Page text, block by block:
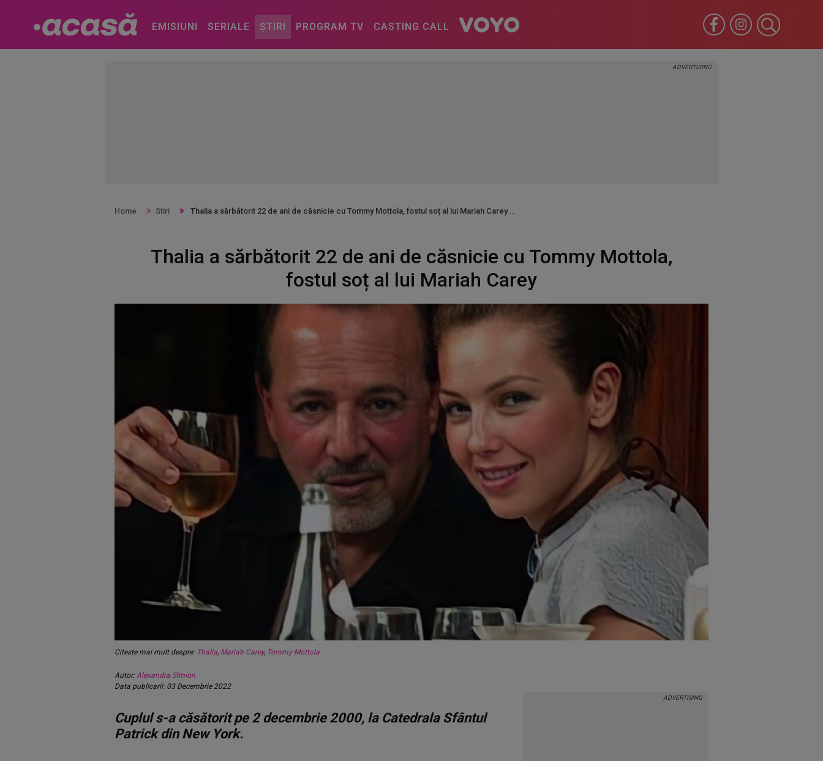
EMISIUNI SERIALE ȘTIRI PROGRAM TV CASTING CALL
Home Stiri Thalia a sărbătorit 22 de ani de căsnicie cu Tommy Mottola, fostul soț al lui Mariah Carey
Thalia a sărbătorit 22 de ani de căsnicie cu Tommy Mottola,
fostul soț al lui Mariah Carey
Citeste mai mult despre: Thalia, Mariah Carey, Tommy Mottola
Autor:Alexandra Simion
Data publicarii: 03 Decembrie 2022
Cuplul s-a căsătorit pe 2 decembrie 2000, la Catedrala Sfântul
Patrick din New York.